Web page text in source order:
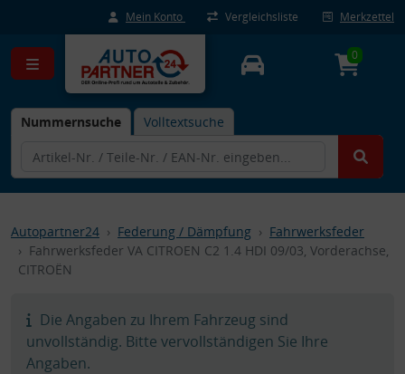
Mein Konto Vergleichsliste Merkzettel
Nummernsuche Volltextsuche
0
Autopartner24 Federung / Dämpfung
Fahrwerksfeder
Fahrwerksfeder VA CITROEN C2 1.4 HDI 09/03, Vorderachse,
CITROËN
Die Angaben zu Ihrem Fahrzeug sind
unvollständig. Bitte vervollständigen Sie Ihre
Angaben.